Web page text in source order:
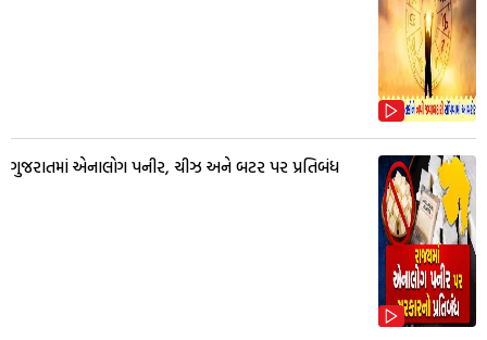
ગુજરાતમાં એનાલોગ પનીર, ચીઝ અને બટર પર પ્રતિબંધ